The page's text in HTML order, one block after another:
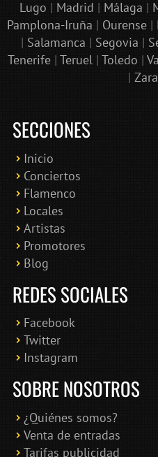
Lugo | Madrid | Málaga |
Pamplona-Iruña | Ourense |
| Salamanca | Segovia |
Tenerife| Teruel| Toledo |
|
SECCIONES
Inicio
Conciertos
Flamenco
Locales
Artistas
Promotores
Blog
REDES SOCIALES
Facebook
Twitter
Instagram
SOBRE NOSOTROS
¿Quiénes somos?
Venta de entradas
Tarifas publicidad